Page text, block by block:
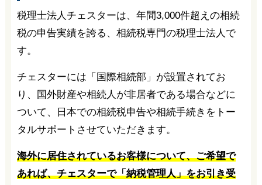
税理士法人チェスターは、年間3,000件超えの相続
税の申告実績を誇る、相続税専門の税理士法人で
す。
チェスターには「国際相続部」が設置されてお
り、国外財産や相続人が非居者である場合などに
ついて、日本での相続税申告や相続手続きをトー
タルサポートさせていただきます。
海外に居住されているお客様について、ご希望で
あれば、チェスターで「納税管理人」をお引き受